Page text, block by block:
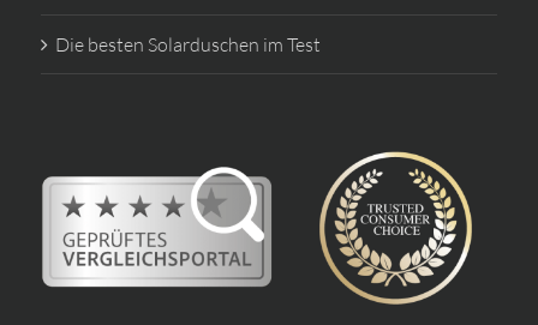
Die besten Solarduschen im Test